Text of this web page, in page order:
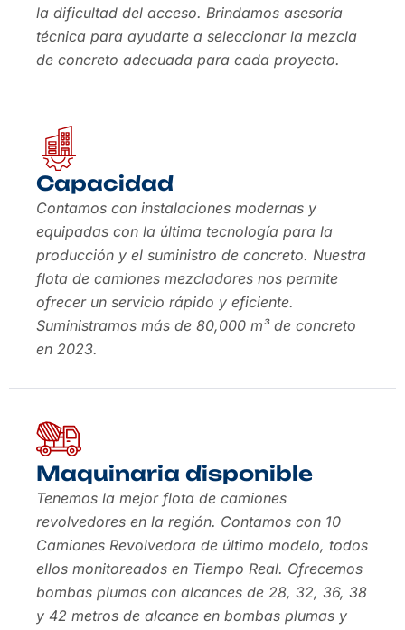
la dificultad del acceso. Brindamos asesoría
técnica para ayudarte a seleccionar la mezcla
de concreto adecuada para cada proyecto.
Capacidad
Contamos con instalaciones modernas y
equipadas con la última tecnología para la
producción y el suministro de concreto. Nuestra
flota de camiones mezcladores nos permite
ofrecer un servicio rápido y eficiente.
Suministramos más de 80,000 m³ de concreto
en 2023.
Maquinaria disponible
Tenemos la mejor flota de camiones
revolvedores en la región. Contamos con 10
Camiones Revolvedora de último modelo, todos
ellos monitoreados en Tiempo Real. Ofrecemos
bombas plumas con alcances de 28, 32, 36, 38
y 42 metros de alcance en bombas plumas y